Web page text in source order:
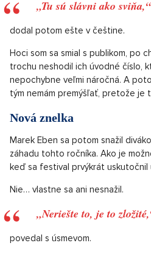
„Tu sú slávni ako sviňa,“
dodal potom ešte v češtine.
Hoci som sa smial s publikom, po
trochu neshodil ich úvodné číslo,
nepochybne veľmi náročná. A
tým nemám premýšľať, pretože je
Nová znelka
Marek Eben sa potom snažil
záhadu tohto ročníka. Ako je
keď sa festival prvýkrát uskutočnil
Nie… vlastne sa ani nesnažil.
„Neriešte to, je to
povedal s úsmevom.